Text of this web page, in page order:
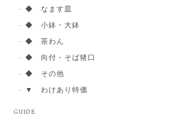
◆ なます皿
◆ 小鉢・大鉢
◆ 茶わん
◆ 向付・そば猪口
◆ その他
▼ わけあり特価
GUIDE